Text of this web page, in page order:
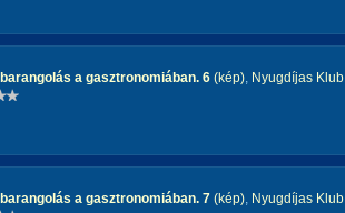
a gasztronomiában. 6 (kép), Nyugdíjas Klub
a gasztronomiában. 7 (kép), Nyugdíjas Klub